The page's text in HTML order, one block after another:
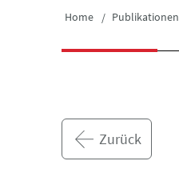
Home Publikationen
Zurück